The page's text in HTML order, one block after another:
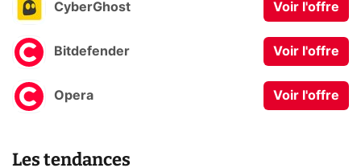
CyberGhost Voir l'offre
Bitdefender Voir l'offre
Opera Voir l'offre
Les tendances